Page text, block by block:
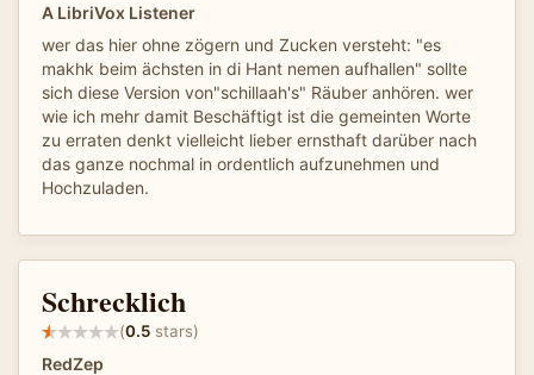
A LibriVox Listener
wer das hier ohne zögern und Zucken versteht: "es
makhk beim ächsten in di Hant nemen aufhallen" sollte
sich diese Version von"schillaah's" Räuber anhören. wer
wie ich mehr damit Beschäftigt ist die gemeinten Worte
zu erraten denkt vielleicht lieber ernsthaft darüber nach
das ganze nochmal in ordentlich aufzunehmen und
Hochzuladen.
Schrecklich
(0.5 stars)
RedZep